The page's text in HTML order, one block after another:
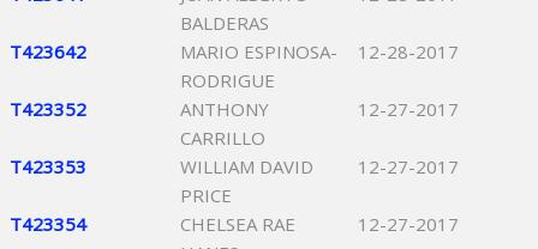
BALDERAS
T423642
MARIO ESPINOSA-
RODRIGUE
12-28-2017
T423352
ANTHONY
CARRILLO
12-27-2017
T423353
WILLIAM DAVID
PRICE
12-27-2017
T423354
CHELSEA RAE
12-27-2017